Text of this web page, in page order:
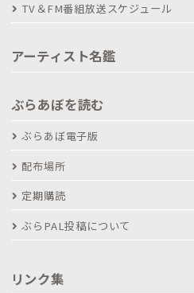
TV＆FM番組放送スケジュール
アーティスト名鑑
ぶらあぼを読む
ぶらあぼ電子版
配布場所
定期購読
ぶらPAL投稿について
リンク集